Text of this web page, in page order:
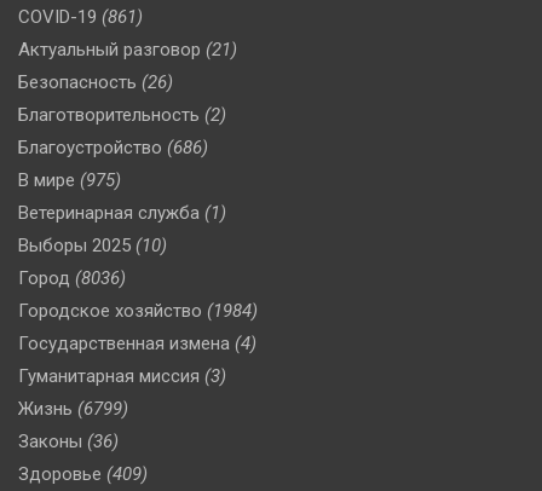
COVID-19 (861)
Актуальный разговор (21)
Безопасность (26)
Благотворительность (2)
Благоустройство (686)
В мире (975)
Ветеринарная служба (1)
Выборы 2025 (10)
Город (8036)
Городское хозяйство (1984)
Государственная измена (4)
Гуманитарная миссия (3)
Жизнь (6799)
Законы (36)
Здоровье (409)